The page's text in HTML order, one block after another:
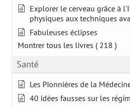
Explorer le cerveau grâce à
physiques aux techniques
Fabuleuses éclipses
Montrer tous les livres ( 218 )
Santé
Les Pionnières de la
40 idées fausses sur les